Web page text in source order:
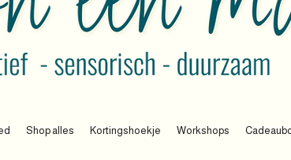
Shop alles Kortingshoekje Workshops